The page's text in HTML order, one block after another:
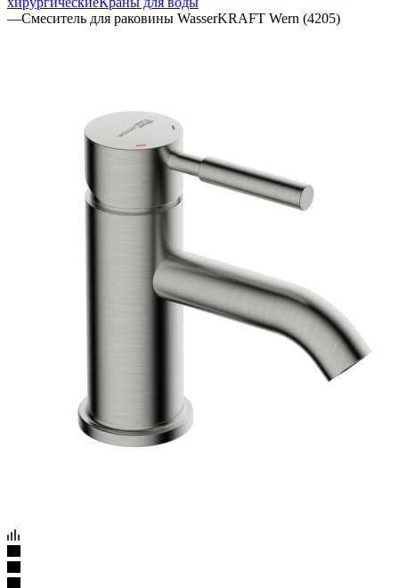
—Смеситель для раковины WasserKRAFT Wern (4205)